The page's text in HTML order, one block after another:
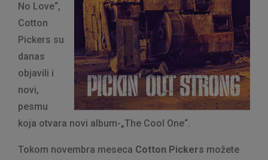
No Love“,
Cotton
Pickers su
danas
objavili i
novi,
pesmu
koja otvara novi album-„The Cool One“.
Tokom novembra meseca Cotton Pickers možete